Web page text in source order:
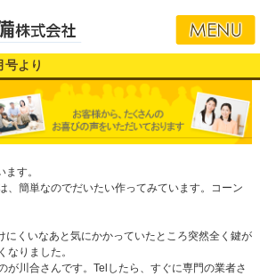
号より
す。
簡単なのでだいたい作ってみています。コーン
くいなあと気にかかっていたところ突然全く鍵が
なりました。
川合さんです。Telしたら、すぐに専門の業者さ